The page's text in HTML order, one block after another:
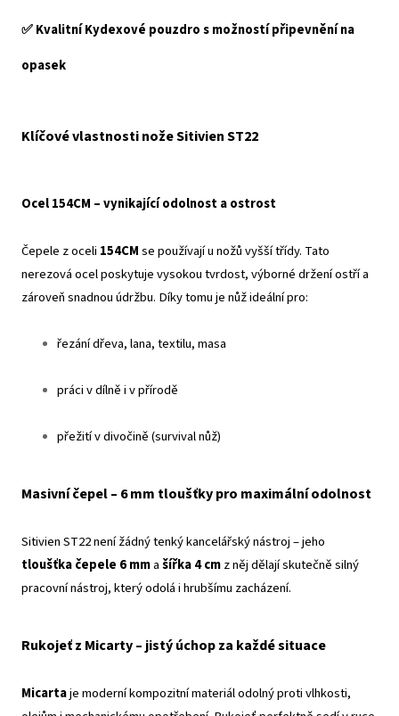
✅ KvalitníKydexové pouzdros možností připevnění na
opasek
Klíčové vlastnosti nože Sitivien ST22
Ocel 154CM – vynikající odolnost a ostrost
Čepele z oceli 154CMse používají u nožů vyšší třídy. Tato
nerezová ocel poskytuje vysokou tvrdost, výborné držení ostří a
zároveň snadnou údržbu. Díky tomu je nůž ideální pro:
řezání dřeva, lana, textilu, masa
práci v dílně i v přírodě
přežití v divočině (survival nůž)
Masivní čepel – 6 mm tloušťky pro maximální odolnost
Sitivien ST22 není žádný tenký kancelářský nástroj – jeho
tloušťka čepele 6 mmašířka 4 cmz něj dělají skutečně silný
pracovní nástroj, který odolá i hrubšímu zacházení.
Rukojeť z Micarty – jistý úchop za každé situace
Micartaje moderní kompozitní materiál odolný proti vlhkosti,